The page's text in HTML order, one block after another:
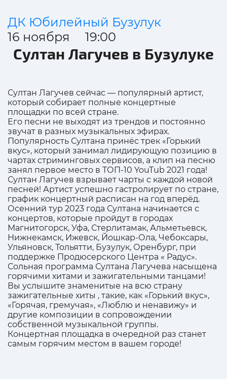
ДК Юбилейный Бузулук
16 ноября 19:00
Султан Лагучев в Бузулуке
Султан Лагучев сейчас — популярный артист,
который собирает полные концертные
площадки по всей стране.
Его песни не выходят из трендов и постоянно
звучат в разных музыкальных эфирах.
Популярность Султана принёс трек «Горький
вкус», который занимал лидирующую позицию в
чартах стриминговых сервисов, а клип на песню
занял первое место в ТОП-10 YouTub 2021 года!
Султан Лагучев взрывает чарты с каждой новой
песней! Артист успешно гастролирует по стране,
график концертный расписан на год вперёд.
Осенний тур 2023 года Султана начинается с
концертов, которые пройдут в городах
Магнитогорск, Уфа, Стерлитамак, Альметьевск,
Нижнекамск, Ижевск, Йошкар-Ола, Чебоксары,
Ульяновск, Тольятти, Бузулук, Оренбург, при
поддержке Продюсерского Центра « Радус».
Сольная программа Султана Лагучева насыщена
горячими хитами и зажигательными танцами!
Вы услышите знаменитые на всю страну
зажигательные хиты , такие, как «Горький вкус»,
«Горячая, гремучая», «Люблю и ненавижу» и
другие композиции в сопровождении
собственной музыкальной группы.
Концертная площадка в очередной раз станет
самым горячим местом в вашем городе!